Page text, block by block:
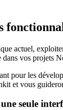
actuel,
vos projets
pour les
et vous
seule